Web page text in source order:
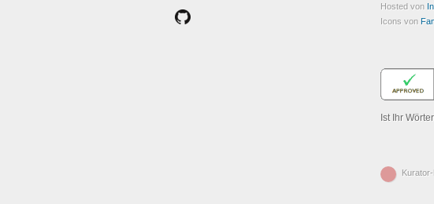
Hosted von
Icons von
Ist Ihr